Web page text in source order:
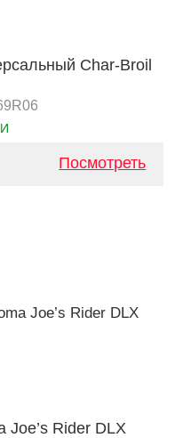
Char-Broil
Посмотреть
Joe’s Rider DLX